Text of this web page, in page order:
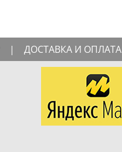
| ДОСТАВКА И ОПЛАТА